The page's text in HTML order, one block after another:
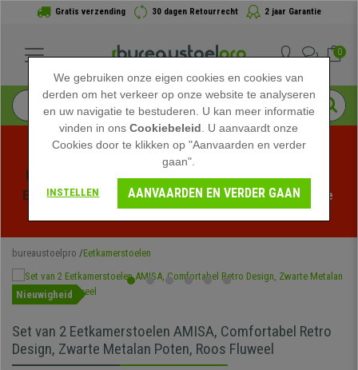
Gratis verzending 30 dagen Retourrecht 2 jaar Garantie
0
Profiteer van de Zomeruitverkoop bij bureaustoelpro!
Exclusieve kortingen voor een beperkte tijd - Bekijk de
bureaustoelpro Eetkamerstoelen
Nieuwigheid
Set van 2 Eetkamerstoelen AMISA, Comfortabel Retro
Design, Zwarte Metalan Poten, Roos Fluweel
We gebruiken onze eigen cookies en cookies van
derden om het verkeer op onze website te analyseren
en uw navigatie te bestuderen. U kan meer informatie
vinden in onsCookiebeleid . U aanvaardt onze
Cookies door te klikken op "Aanvaarden en verder
gaan".
INSTELLEN AANVAARDEN EN VERDER GAAN